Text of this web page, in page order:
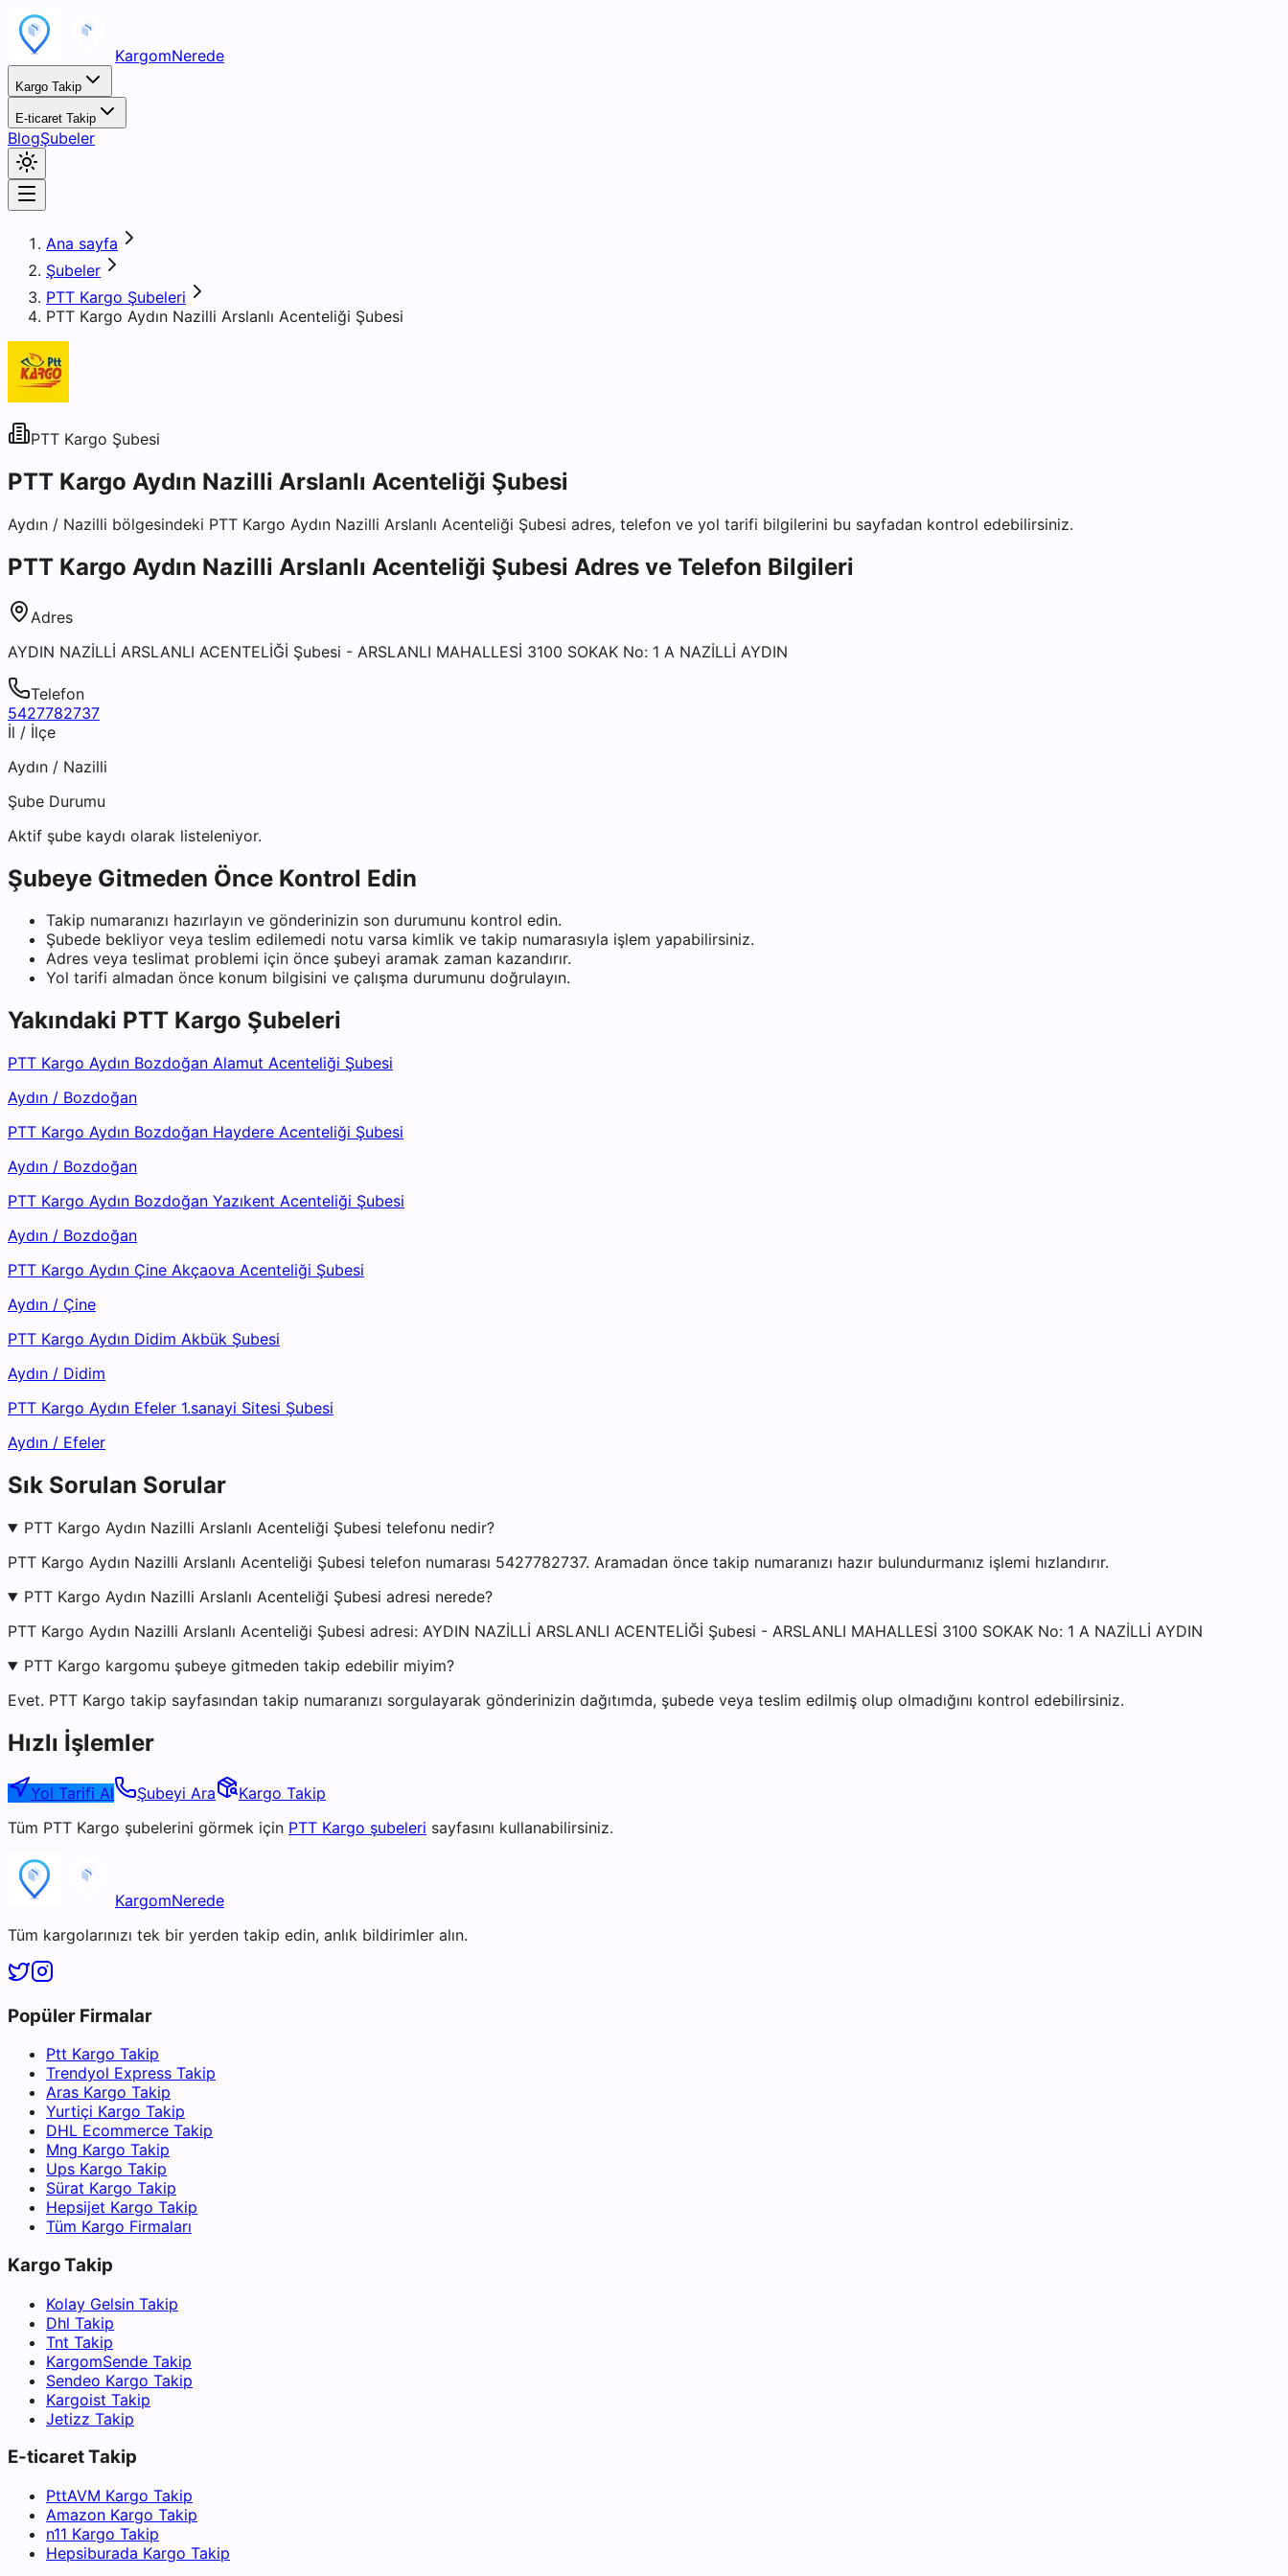
KargomNerede
Kargo Takip
E-ticaret Takip
BlogŞubeler
Ana sayfa
Şubeler
PTT Kargo Şubeleri
PTT Kargo Aydın Nazilli Arslanlı Acenteliği Şubesi
PTT Kargo Şubesi
PTT Kargo Aydın Nazilli Arslanlı Acenteliği Şubesi
Aydın / Nazilli bölgesindeki PTT Kargo Aydın Nazilli Arslanlı Acenteliği Şubesi adres, telefon ve yol tarifi bilgilerini bu sayfadan kontrol edebilirsiniz.
PTT Kargo Aydın Nazilli Arslanlı Acenteliği Şubesi Adres ve Telefon Bilgileri
Adres
AYDIN NAZİLLİ ARSLANLI ACENTELİĞİ Şubesi - ARSLANLI MAHALLESİ 3100 SOKAK No: 1 A NAZİLLİ AYDIN
Telefon
5427782737
İl / İlçe
Aydın / Nazilli
Şube Durumu
Aktif şube kaydı olarak listeleniyor.
Şubeye Gitmeden Önce Kontrol Edin
Takip numaranızı hazırlayın ve gönderinizin son durumunu kontrol edin.
Şubede bekliyor veya teslim edilemedi notu varsa kimlik ve takip numarasıyla işlem yapabilirsiniz.
Adres veya teslimat problemi için önce şubeyi aramak zaman kazandırır.
Yol tarifi almadan önce konum bilgisini ve çalışma durumunu doğrulayın.
Yakındaki PTT Kargo Şubeleri
PTT Kargo Aydın Bozdoğan Alamut Acenteliği Şubesi
Aydın / Bozdoğan
PTT Kargo Aydın Bozdoğan Haydere Acenteliği Şubesi
Aydın / Bozdoğan
PTT Kargo Aydın Bozdoğan Yazıkent Acenteliği Şubesi
Aydın / Bozdoğan
PTT Kargo Aydın Çine Akçaova Acenteliği Şubesi
Aydın / Çine
PTT Kargo Aydın Didim Akbük Şubesi
Aydın / Didim
PTT Kargo Aydın Efeler 1.sanayi Sitesi Şubesi
Aydın / Efeler
Sık Sorulan Sorular
PTT Kargo Aydın Nazilli Arslanlı Acenteliği Şubesi telefonu nedir?
PTT Kargo Aydın Nazilli Arslanlı Acenteliği Şubesi telefon numarası 5427782737. Aramadan önce takip numaranızı hazır bulundurmanız işlemi hızlandırır.
PTT Kargo Aydın Nazilli Arslanlı Acenteliği Şubesi adresi nerede?
PTT Kargo Aydın Nazilli Arslanlı Acenteliği Şubesi adresi: AYDIN NAZİLLİ ARSLANLI ACENTELİĞİ Şubesi - ARSLANLI MAHALLESİ 3100 SOKAK No: 1 A NAZİLLİ AYDIN
PTT Kargo kargomu şubeye gitmeden takip edebilir miyim?
Evet. PTT Kargo takip sayfasından takip numaranızı sorgulayarak gönderinizin dağıtımda, şubede veya teslim edilmiş olup olmadığını kontrol edebilirsiniz.
Hızlı İşlemler
Yol Tarifi Al Şubeyi Ara
Kargo Takip
Tüm PTT Kargo şubelerini görmek için PTT Kargo şubeleri sayfasını kullanabilirsiniz.
KargomNerede
Tüm kargolarınızı tek bir yerden takip edin, anlık bildirimler alın.
Popüler Firmalar
Ptt Kargo Takip
Trendyol Express Takip
Aras Kargo Takip
Yurtiçi Kargo Takip
DHL Ecommerce Takip
Mng Kargo Takip
Ups Kargo Takip
Sürat Kargo Takip
Hepsijet Kargo Takip
Tüm Kargo Firmaları
Kargo Takip
Kolay Gelsin Takip
Dhl Takip
Tnt Takip
KargomSende Takip
Sendeo Kargo Takip
Kargoist Takip
Jetizz Takip
E-ticaret Takip
PttAVM Kargo Takip
Amazon Kargo Takip
n11 Kargo Takip
Hepsiburada Kargo Takip